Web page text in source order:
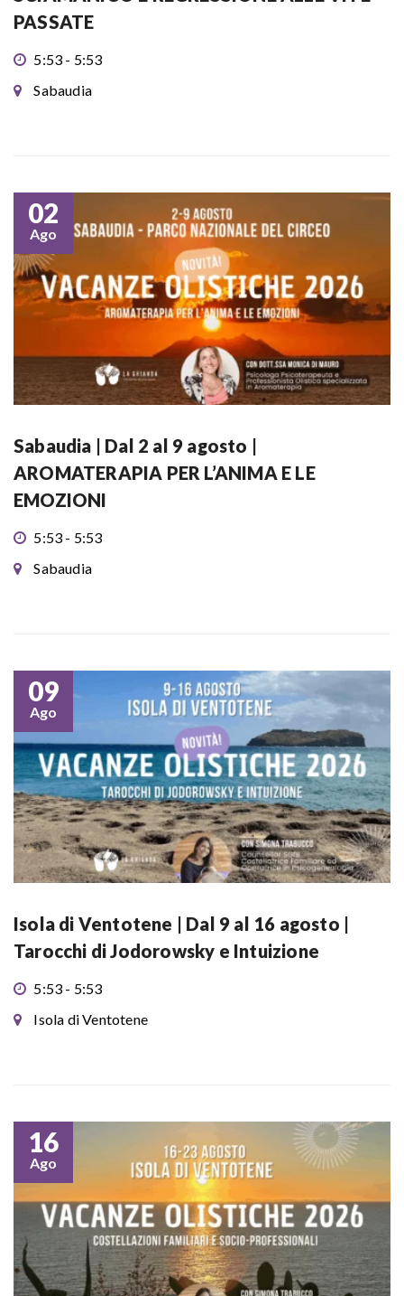
PASSATE
5:53 - 5:53
Sabaudia
02
Ago
Sabaudia | Dal 2 al 9 agosto |
AROMATERAPIA PER L’ANIMA E LE
EMOZIONI
5:53 - 5:53
Sabaudia
09
Ago
Isola di Ventotene | Dal 9 al 16 agosto |
Tarocchi di Jodorowsky e Intuizione
5:53 - 5:53
Isola di Ventotene
16
Ago